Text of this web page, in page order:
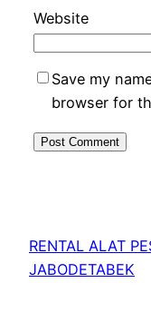
Website
Save my
browser for
RENTAL ALAT
JABODETABEK